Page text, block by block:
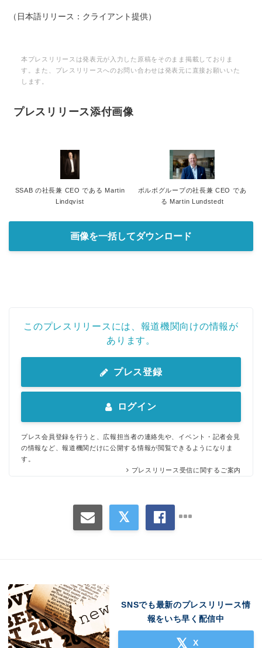
（日本語リリース：クライアント提供）
本プレスリリースは発表元が入力した原稿をそのまま掲載しておりま
す。また、プレスリリースへのお問い合わせは発表元に直接お願いいた
します。
プレスリリース添付画像
SSAB の社長兼 CEO である Martin
Lindqvist
ボルボグループの社長兼 CEO であ
る Martin Lundstedt
画像を一括してダウンロード
このプレスリリースには、報道機関向けの情報が
あります。
プレス登録
ログイン
プレス会員登録を行うと、広報担当者の連絡先や、イベント・記者会見
の情報など、報道機関だけに公開する情報が閲覧できるようになりま
す。
プレスリリース受信に関するご案内
SNSでも最新のプレスリリース情
報をいち早く配信中
X